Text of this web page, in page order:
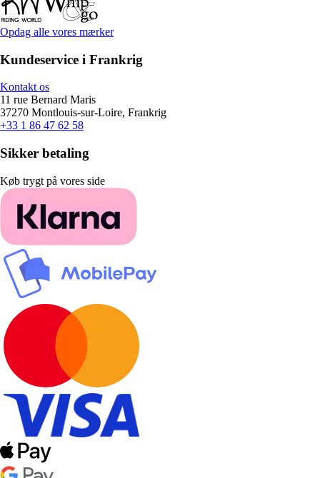
Opdag alle vores mærker
Kundeservice i Frankrig
Kontakt os
11 rue Bernard Maris
37270 Montlouis-sur-Loire, Frankrig
+33 1 86 47 62 58
Sikker betaling
Køb trygt på vores side